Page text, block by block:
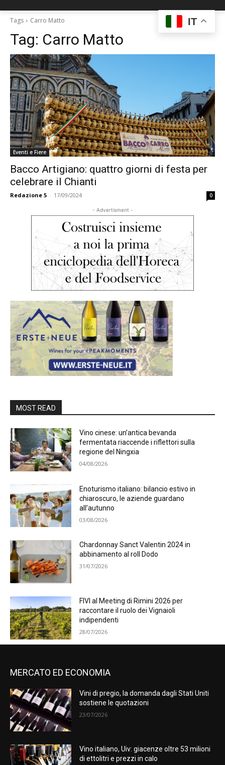
Tags Carro Matto
Tag: Carro Matto
Eventi e Fiere
Bacco Artigiano: quattro giorni di festa per
celebrare il Chianti
Redazione 5 - 17/09/2024 0
- Advertisment -
MOST READ
Vino cinese: un’antica bevanda
fermentata riaccende i riflettori sulla
regione del Ningxia
04/08/2026
Enoturismo italiano: bilancio estivo in
chiaroscuro, le aziende guardano
all’autunno
03/08/2026
Chardonnay Sanct Valentin 2024 in
abbinamento al roll Dodo
31/07/2026
FIVI al Meeting di Rimini 2026 per
raccontare il ruolo dei Vignaioli
indipendenti
28/07/2026
MERCATO ED ECONOMIA
Vini di pregio, la domanda dagli Stati Uniti
sostiene le quotazioni
23/07/2026
Vino italiano, Uiv: giacenze oltre 53 milioni
di ettolitri e prezzi in calo
IT